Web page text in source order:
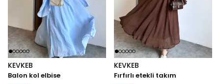
KEVKEB
Balon kol elbise
KEVKEB
Fırfırlı etekli takım